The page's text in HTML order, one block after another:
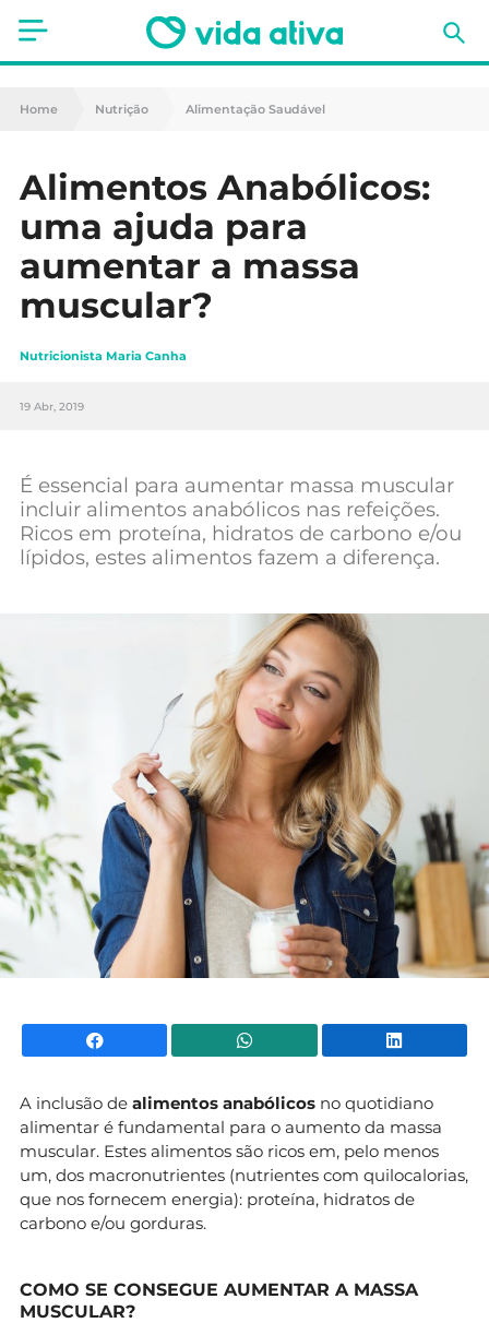
Saúde
Nutrição
Receitas
Fitness
Mães e Bebés
Animais de Estimação
Home Nutrição Alimentação Saudável
Alimentos Anabólicos:
uma ajuda para
aumentar a massa
muscular?
Nutricionista Maria Canha
19 Abr, 2019
É essencial para aumentar massa muscular
incluir alimentos anabólicos nas refeições.
Ricos em proteína, hidratos de carbono e/ou
lípidos, estes alimentos fazem a diferença.
Facebook WhatsApp
A inclusão de alimentos anabólicos no quotidiano
alimentar é fundamental para o aumento da massa
muscular. Estes alimentos são ricos em, pelo menos
um, dos macronutrientes (nutrientes com quilocalorias,
que nos fornecem energia): proteína, hidratos de
carbono e/ou gorduras.
COMO SE CONSEGUE AUMENTAR A MASSA
MUSCULAR?